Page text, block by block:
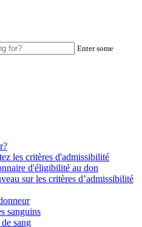
Enter some
les critères d'admissibilité
d'éligibilité au don
sur les critères d’admissibilité
sanguins
sang